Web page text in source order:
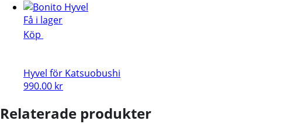
Få i lager
Köp
Hyvel för Katsuobushi
990.00 kr
Relaterade produkter